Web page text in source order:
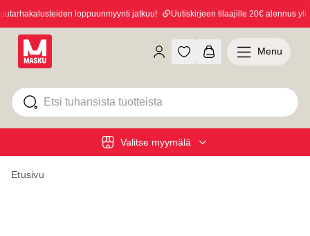
loppuunmyynti jatkuu! Uutiskirjeen tilaajille 20€ alennus yli
Valitse myymälä
Menu
Etusivu